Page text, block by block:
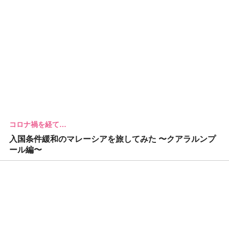
コロナ禍を経て…
入国条件緩和のマレーシアを旅してみた 〜クアラルンプ
ール編〜